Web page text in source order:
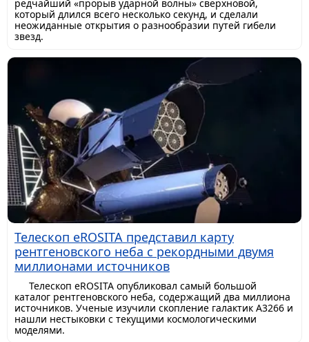
редчайший «прорыв ударной волны» сверхновой,
который длился всего несколько секунд, и сделали
неожиданные открытия о разнообразии путей гибели
звезд.
Телескоп eROSITA представил карту
рентгеновского неба с рекордными двумя
миллионами источников
Телескоп eROSITA опубликовал самый большой
каталог рентгеновского неба, содержащий два миллиона
источников. Ученые изучили скопление галактик A3266 и
нашли нестыковки с текущими космологическими
моделями.